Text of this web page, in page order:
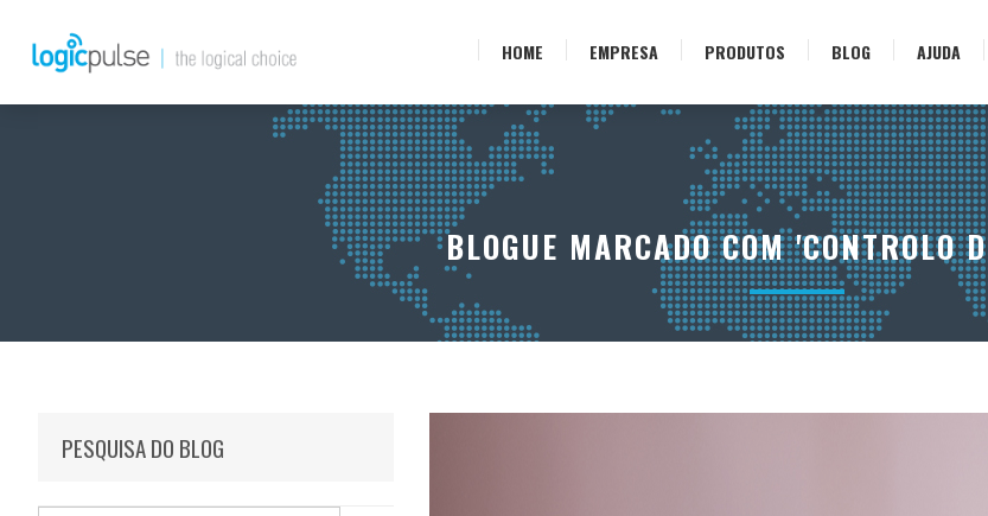
HOME EMPRESA PRODUTOS BLOG AJUDA
BLOGUE MARCADO COM 'CONTROLO
PESQUISA DO BLOG